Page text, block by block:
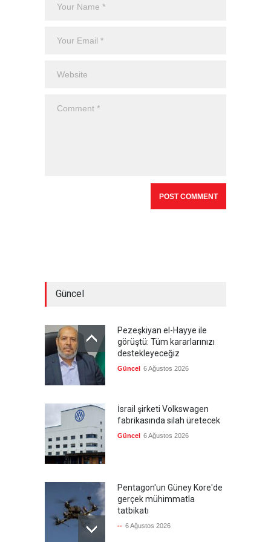
Güncel
Pezeşkiyan el-Hayye ile
görüştü: Tüm kararlarınızı
destekleyeceğiz
Güncel 6 Ağustos 2026
İsrail şirketi Volkswagen
fabrikasında silah üretecek
Güncel 6 Ağustos 2026
Pentagon'un Güney Kore'de
gerçek mühimmatla
tatbikatı
-- 6 Ağustos 2026